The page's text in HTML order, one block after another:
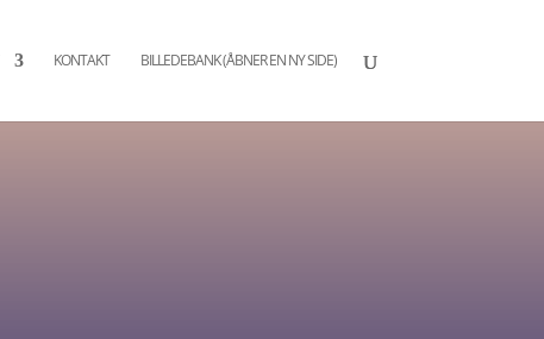
KONTAKT BILLEDEBANK (ÅBNER EN NY SIDE)